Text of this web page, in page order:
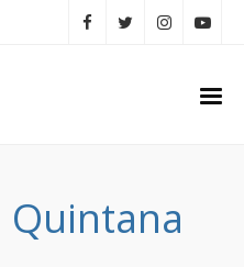
Quintana